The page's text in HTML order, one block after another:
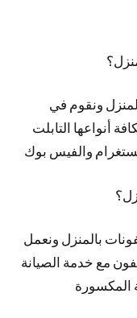
ونقوم في
أنواعها التابلت
والفيس بوك
بالمنزل ونعمل
مع خدمة الصيانة
المكسورة